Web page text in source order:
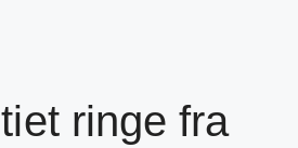
ringe fra